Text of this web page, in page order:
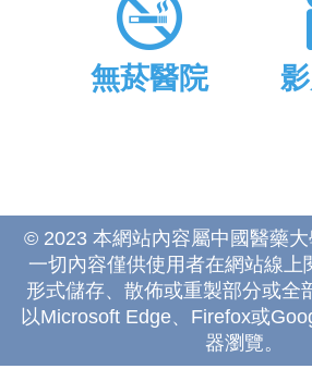
無菸醫院
© 2023 本網站內容屬中國醫藥大
一切內容僅供使用者在網站線上
形式儲存、散佈或重製部分或全
以Microsoft Edge、Firefox或
器瀏覽。